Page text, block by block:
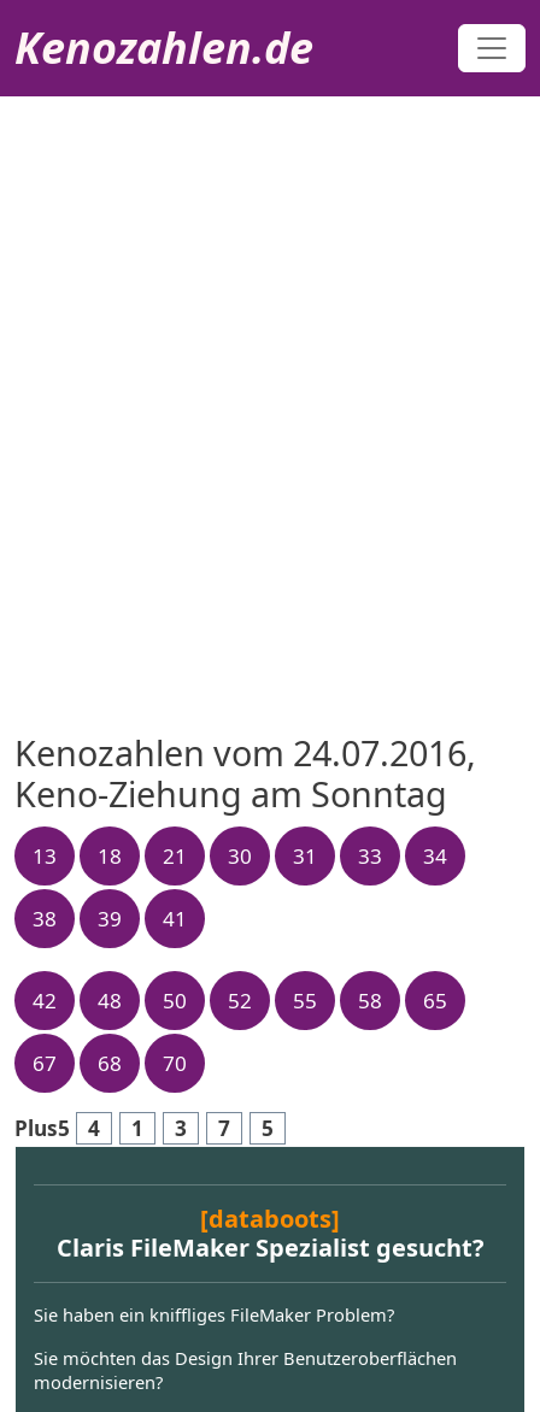
Kenozahlen.de
Kenozahlen vom 24.07.2016,
Keno-Ziehung am Sonntag
13 18 21 30 31 33 34
38 39 41
42 48 50 52 55 58 65
67 68 70
Plus5 4 1 3 7 5
[databoots]
Claris FileMaker Spezialist gesucht?
Sie haben ein kniffliges FileMaker Problem?
Sie möchten das Design Ihrer Benutzeroberflächen
modernisieren?